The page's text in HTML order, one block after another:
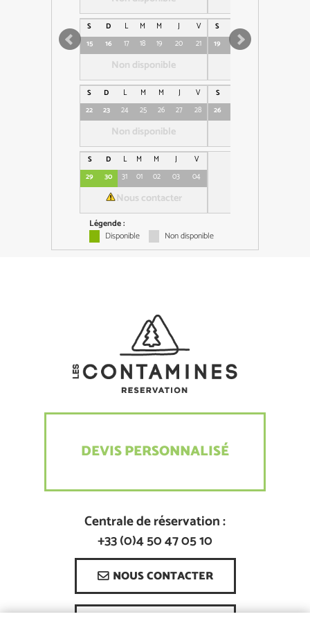
S D L M M J
V
15
16 17 18 19 20 21
Non disponible
S D L M M J
V
22
23 24 25 26 27 28
Non disponible
S D L M M J
V
29
30 31 01 02 03 04
Nous contacter
S D
19
20 21
S
26
Légende :
Disponible
Non disponible
DEVIS PERSONNALISÉ
Centrale de réservation :
+33 (0)4 50 47 05 10
NOUS CONTACTER